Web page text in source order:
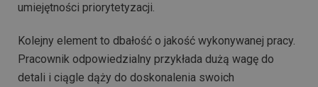
umiejętności priorytetyzacji.
Kolejny element to dbałość o jakość wykonywanej pracy.
Pracownik odpowiedzialny przykłada dużą wagę do
detali i ciągle dąży do doskonalenia swoich